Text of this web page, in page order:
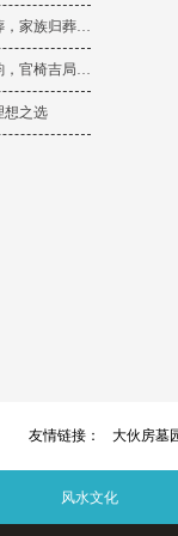
抚顺大伙房墓园生态文明新殡葬，家族归葬雅境承百年孝道
抚顺大伙房墓园古脉蝠山承御韵，官椅吉局旺世代家声
想之选
友情链接： 大伙房墓
风水文化